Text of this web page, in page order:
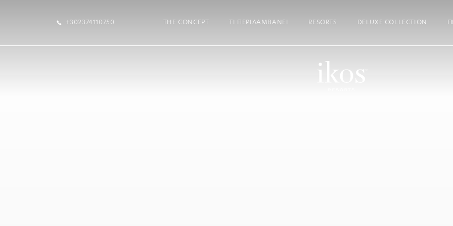
+302374110750 THE CONCEPT ΤΙ ΠΕΡΙΛΑΜΒΆΝΕΙ RESORTS DELUXE COLLECTION